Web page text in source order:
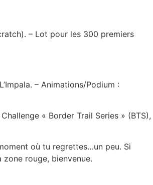
– Lot pour les 300 premiers
– Animations/Podium :
« Border Trail Series » (BTS),
où tu regrettes…un peu. Si
rouge, bienvenue.